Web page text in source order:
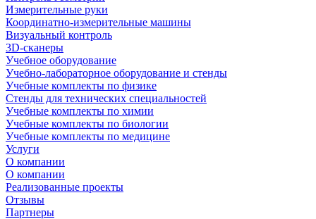
Измерительные руки
Координатно-измерительные машины
Визуальный контроль
3D-сканеры
Учебное оборудование
Учебно-лабораторное оборудование и стенды
Учебные комплекты по физике
Стенды для технических специальностей
Учебные комплекты по химии
Учебные комплекты по биологии
Учебные комплекты по медицине
Услуги
О компании
О компании
Реализованные проекты
Отзывы
Партнеры